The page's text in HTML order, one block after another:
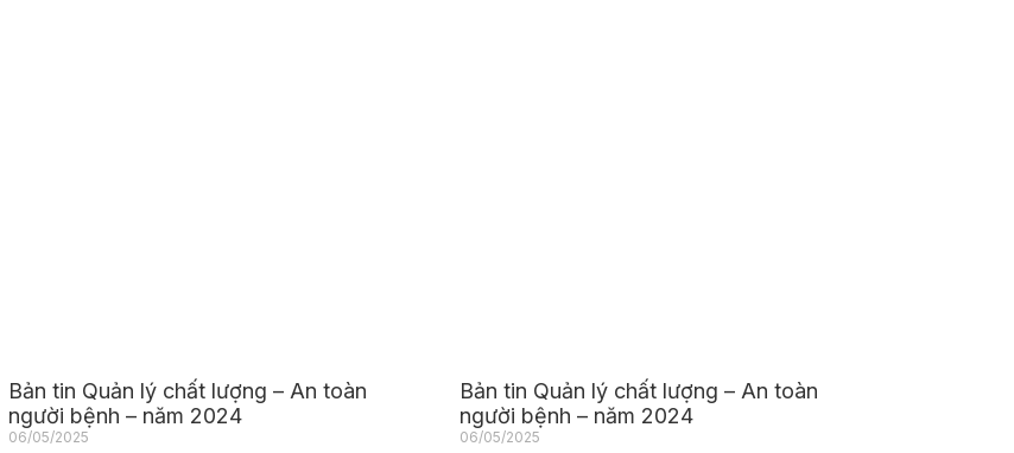
Bản tin Quản lý chất lượng – An toàn
người bệnh – năm 2024
06/05/2025
Bản tin Quản lý chất lượng – An toàn
người bệnh – năm 2024
06/05/2025